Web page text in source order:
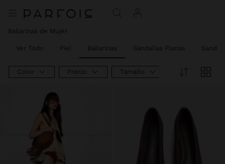
Bailarinas de Mujer
Ver Todo Piel Bailarinas Sandalias Planas
Color Precio Tamaño